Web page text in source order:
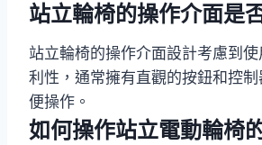
站立輪椅的操作介面是
站立輪椅的操作介面設計考慮到
利性，通常擁有直觀的按鈕和控
便操作。
如何操作站立電動輪椅